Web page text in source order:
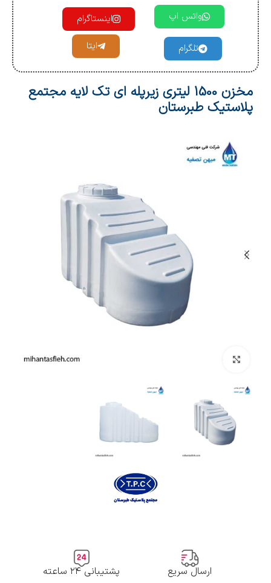
واتس اپ اینستاگرام
تلگرام ایتا
مخزن 1500 لیتری زیرپله ای تک لایه مجتمع
پلاستیک طبرستان
ارسال سریع پشتیبانی ۲۴ ساعته